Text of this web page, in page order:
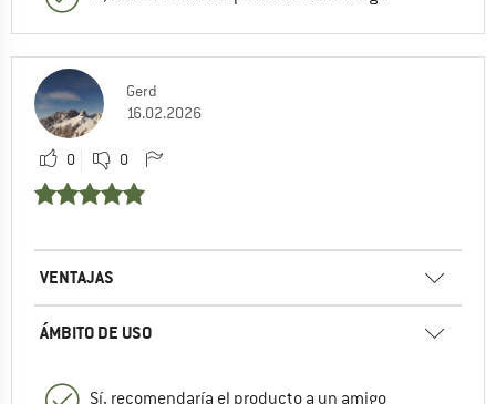
Gerd
16.02.2026
0 0
VENTAJAS
ÁMBITO DE USO
Sí, recomendaría el producto a un amigo